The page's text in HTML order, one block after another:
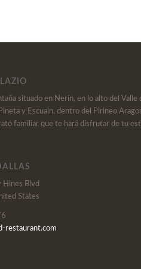
situado en Nerín, en lo alto del
y Escuain, dentro del Pirineo
familiar que te hará disfrutar de tu
Blvd
States
restaurant.com